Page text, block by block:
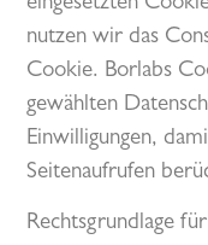
nutzen wir das
Cookie. Borlabs
gewählten
Einwilligungen,
Seitenaufrufen
Rechtsgrundlage